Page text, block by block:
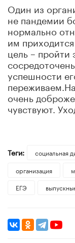
Один из
не пандемии
нормально
им
цель – пройти
успешности
очень
чувствуют.
Теги: социальная
организация
ЕГЭ